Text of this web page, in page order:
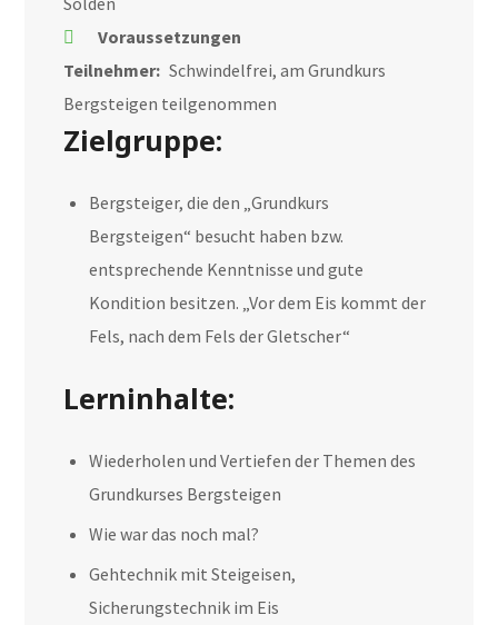
Voraussetzungen
Teilnehmer: Schwindelfrei, am Grundkurs
Bergsteigen teilgenommen
Zielgruppe:
Bergsteiger, die den „Grundkurs
Bergsteigen“ besucht haben bzw.
entsprechende Kenntnisse und gute
Kondition besitzen. „Vor dem Eis kommt der
Fels, nach dem Fels der Gletscher“
Lerninhalte:
Wiederholen und Vertiefen der Themen des
Grundkurses Bergsteigen
Wie war das noch mal?
Gehtechnik mit Steigeisen,
Sicherungstechnik im Eis